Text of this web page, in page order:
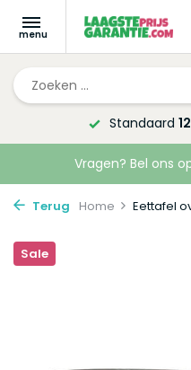
Vragen? Bel ons
Terug Home Eettafel
Sale